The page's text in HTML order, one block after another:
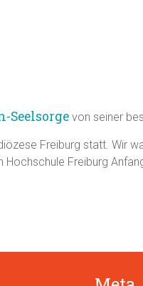
Seelsorge von seiner
Freiburg statt. Wir
Freiburg